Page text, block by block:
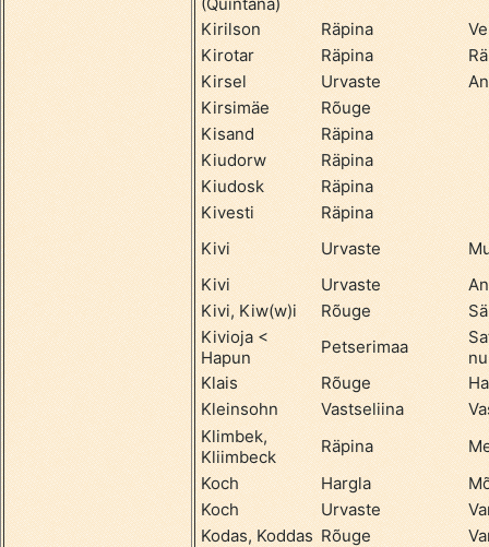
Kirilson
Räpina
Kirotar
Räpina
Kirsel
Urvaste
Kirsimäe
Rõuge
Kisand
Räpina
Kiudorw
Räpina
Kiudosk
Räpina
Kivesti
Räpina
Kivi
Urvaste
Kivi
Urvaste
Kivi, Kiw(w)i
Rõuge
Kivioja <
Hapun
Petserimaa
Klais
Rõuge
Kleinsohn
Vastseliina
Klimbek,
Kliimbeck
Räpina
Koch
Hargla
Koch
Urvaste
Kodas, Koddas Rõuge